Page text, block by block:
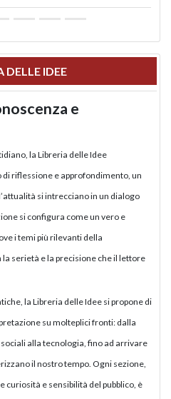
DELLE IDEE
e
la Libreria delle Idee
riflessione e approfondimento, un
si intrecciano in un dialogo
si configura come un vero e
i temi più rilevanti della
serietà e la precisione che il lettore
la Libreria delle Idee si propone di
su molteplici fronti: dalla
alla tecnologia, fino ad arrivare
il nostro tempo. Ogni sezione,
curiosità e sensibilità del pubblico, è